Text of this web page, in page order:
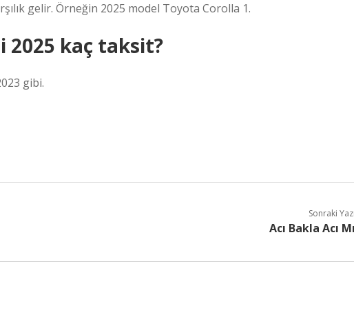
gelir. Örneğin 2025 model Toyota Corolla 1.
2025 kaç taksit?
gibi.
Sonraki Yazı
Acı Bakla Acı Mı